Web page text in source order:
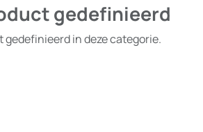
gedefinieerd
gedefinieerd in deze categorie.